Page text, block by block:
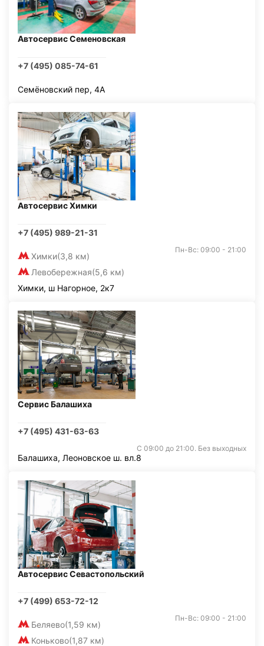
Автосервис Семеновская
+7 (495) 085-74-61
Семёновский пер, 4А
Автосервис Химки
+7 (495) 989-21-31
Химки(3,8 км)
Левобережная(5,6 км)
Пн-Вс: 09:00 - 21:00
Химки, ш Нагорное, 2к7
Сервис Балашиха
+7 (495) 431-63-63
С 09:00 до 21:00. Без выходных
Балашиха, Леоновское ш. вл.8
Автосервис Севастопольский
+7 (499) 653-72-12
Беляево(1,59 км)
Коньково(1,87 км)
Пн-Вс: 09:00 - 21:00